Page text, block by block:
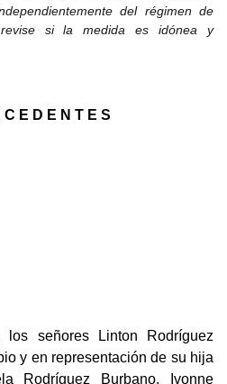
del régimen de
revise si la medida es idónea y
C E D E N T E S
señores Linton Rodríguez
y en representación de su hija
Rodríguez Burbano, Ivonne